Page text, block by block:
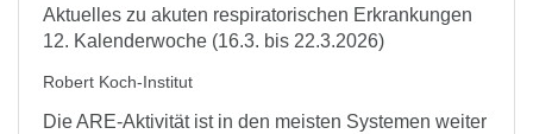
Aktuelles zu akuten respiratorischen Erkrankungen
12. Kalenderwoche (16.3. bis 22.3.2026)
Robert Koch-Institut
Die ARE-Aktivität ist in den meisten Systemen weiter